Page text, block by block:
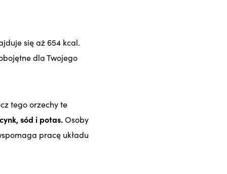
się aż 654 kcal.
dla Twojego
tego orzechy te
sód i potas.Osoby
pracę układu